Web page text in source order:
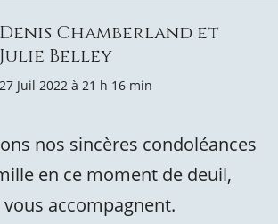
Denis Chamberland et
Julie Belley
27 Juil 2022 à 21 h 16 min
nos sincères condoléances
en ce moment de deuil,
accompagnent.